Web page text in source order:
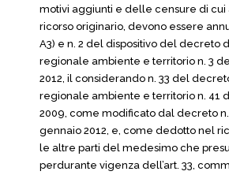
motivi aggiunti e delle censure di cui
ricorso originario, devono essere
A3) e n. 2 del dispositivo del decreto
regionale ambiente e territorio n. 3
2012, il considerando n. 33 del
regionale ambiente e territorio n. 41
2009, come modificato dal decreto
gennaio 2012, e, come dedotto nel
le altre parti del medesimo che
perdurante vigenza dell’art. 33,